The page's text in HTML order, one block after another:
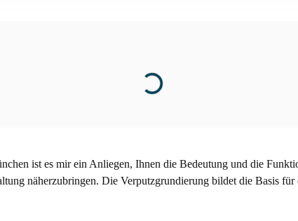
ist es mir ein Anliegen, Ihnen die Bedeutung und die
näherzubringen. Die Verputzgrundierung bildet die Basis für